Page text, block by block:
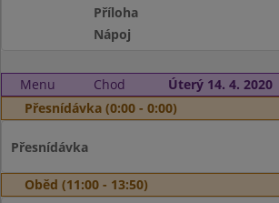
Příloha
Nápoj
Menu Chod
Úterý 14. 4. 2020
Přesnídávka (0:00 - 0:00)
Přesnídávka
Oběd (11:00 - 13:50)